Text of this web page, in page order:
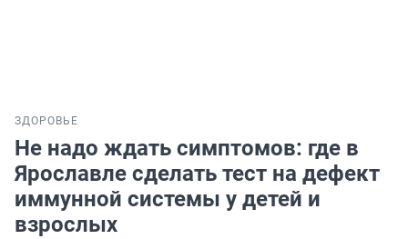
ЗДОРОВЬЕ
Не надо ждать симптомов: где в
Ярославле сделать тест на дефект
иммунной системы у детей и
взрослых